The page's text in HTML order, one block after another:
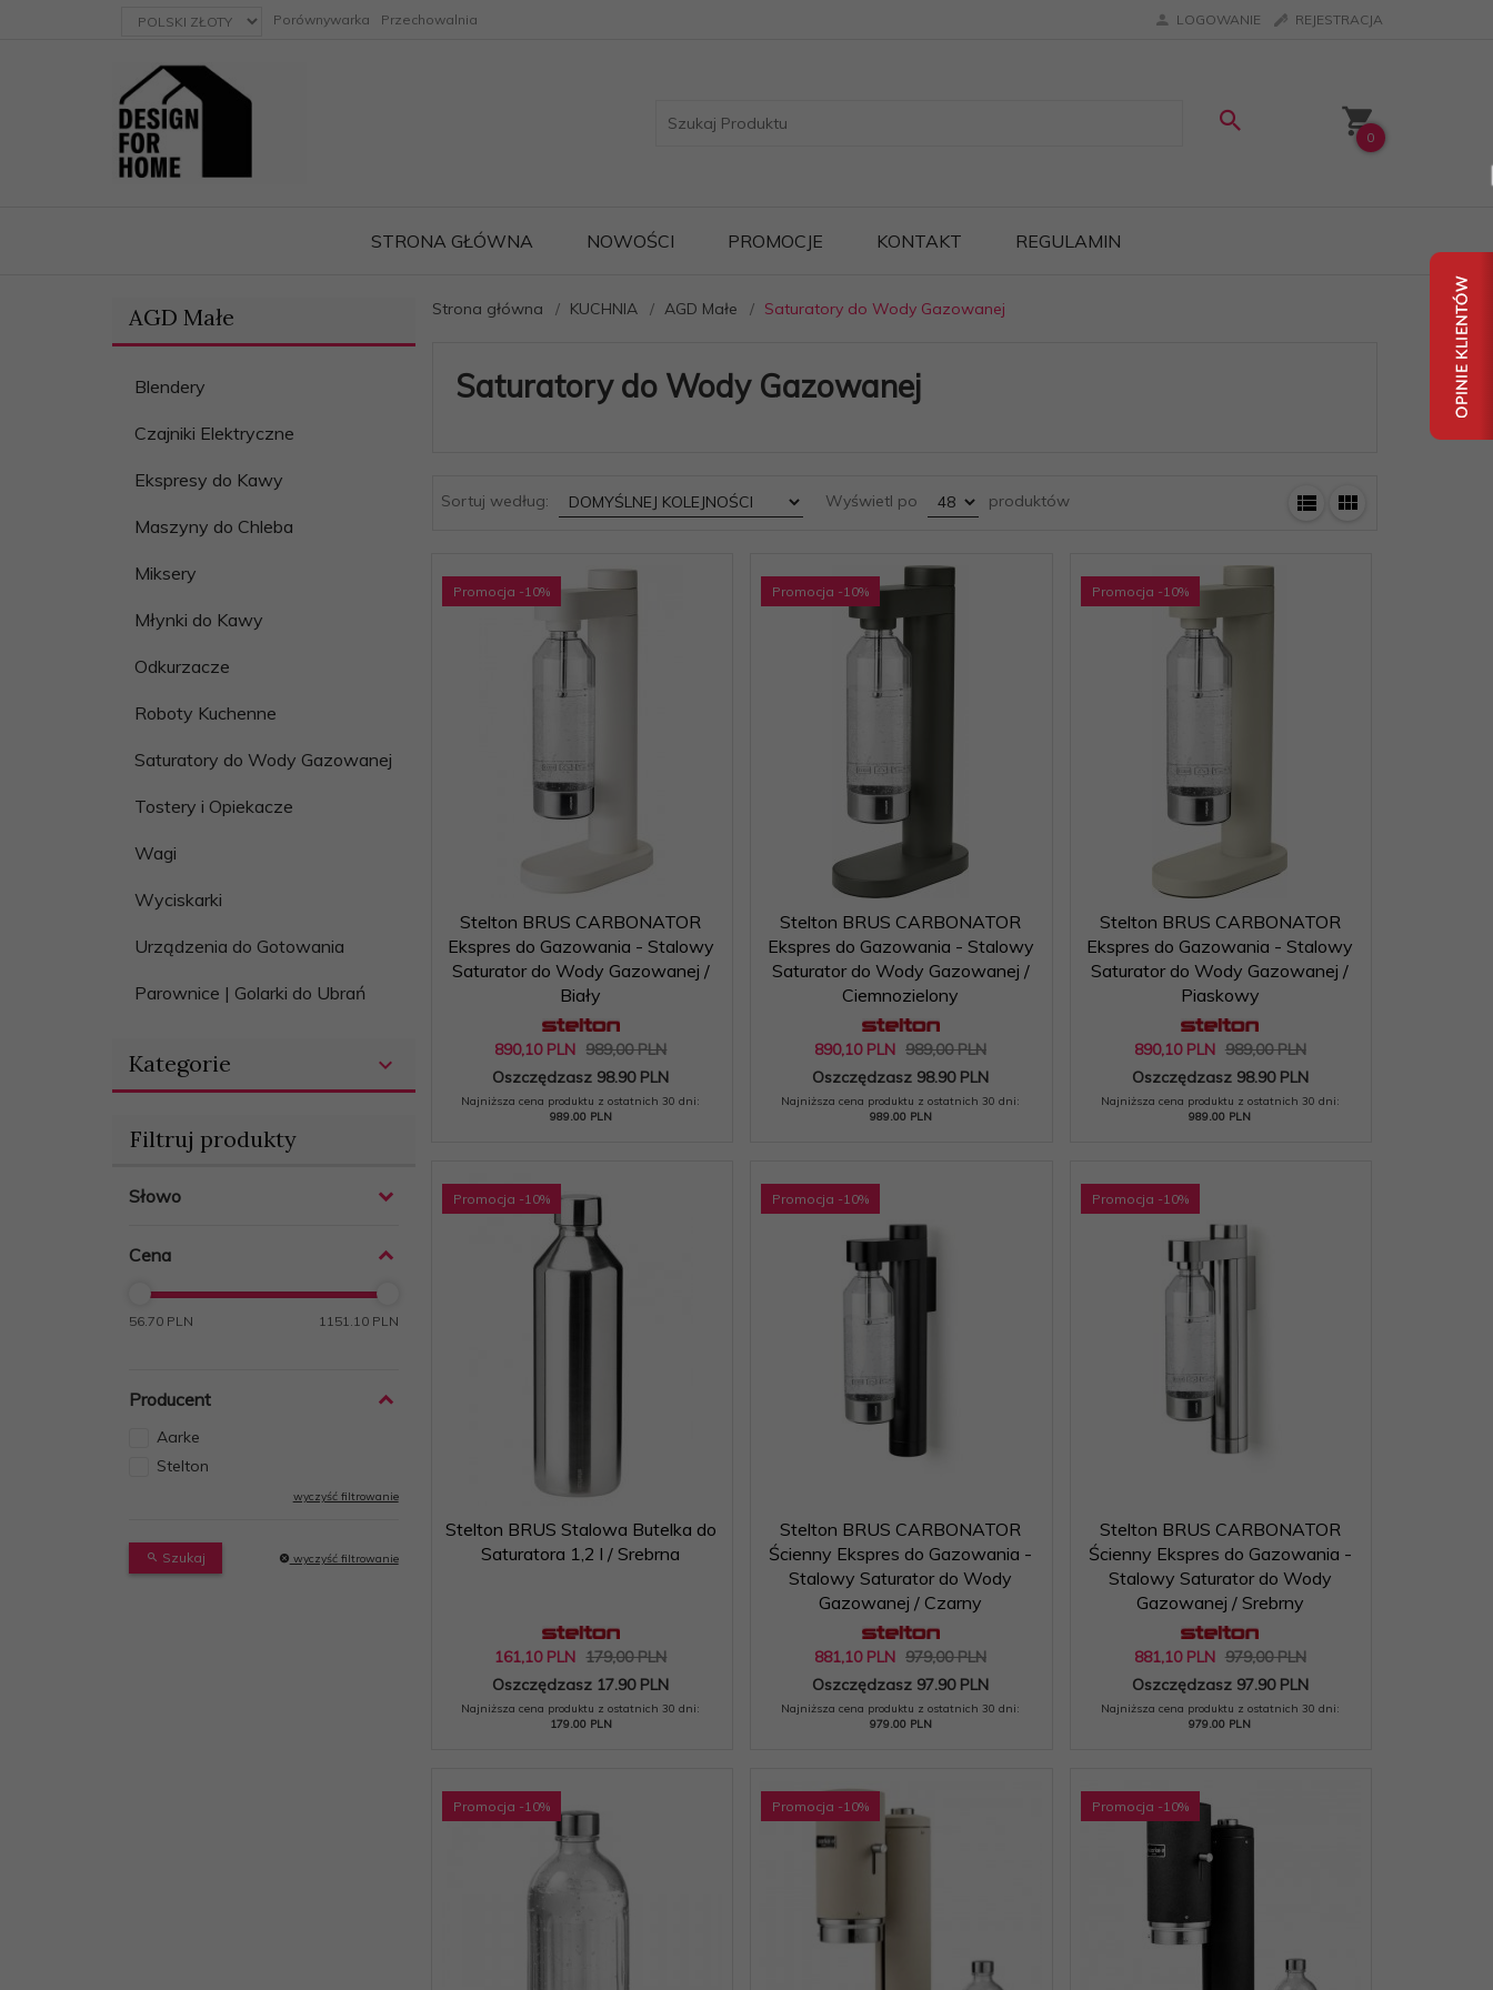
currency_h Porównywarka Przechowalnia LOGOWANIE REJESTRACJA
0
STRONA GŁÓWNA NOWOŚCI PROMOCJE KONTAKT REGULAMIN
AGD Małe
Blendery
Czajniki Elektryczne
Ekspresy do Kawy
Maszyny do Chleba
Miksery
Młynki do Kawy
Odkurzacze
Roboty Kuchenne
Saturatory do Wody Gazowanej
Tostery i Opiekacze
Wagi
Wyciskarki
Urządzenia do Gotowania
Parownice | Golarki do Ubrań
Kategorie
Filtruj produkty
Słowo
Cena
56.70 PLN 1151.10 PLN
Producent
Aarke
Stelton
wyczyść filtrowanie
Szukaj wyczyść filtrowanie
Strona główna KUCHNIA AGD Małe Saturatory do Wody Gazowanej
Saturatory do Wody Gazowanej
Sortuj według: sort Wyświetl po pop produktów
Promocja -10%
Stelton BRUS CARBONATOR
Ekspres do Gazowania - Stalowy
Saturator do Wody Gazowanej /
Biały
890,10 PLN 989,00 PLN
Oszczędzasz 98.90 PLN
Najniższa cena produktu z ostatnich 30 dni:
989.00 PLN
Promocja -10%
Stelton BRUS CARBONATOR
Ekspres do Gazowania - Stalowy
Saturator do Wody Gazowanej /
Ciemnozielony
890,10 PLN 989,00 PLN
Oszczędzasz 98.90 PLN
Najniższa cena produktu z ostatnich 30 dni:
989.00 PLN
Promocja -10%
Stelton BRUS CARBONATOR
Ekspres do Gazowania - Stalowy
Saturator do Wody Gazowanej /
Piaskowy
890,10 PLN 989,00 PLN
Oszczędzasz 98.90 PLN
Najniższa cena produktu z ostatnich 30 dni:
989.00 PLN
Promocja -10%
Stelton BRUS Stalowa Butelka do
Saturatora 1,2 l / Srebrna
161,10 PLN 179,00 PLN
Oszczędzasz 17.90 PLN
Najniższa cena produktu z ostatnich 30 dni:
179.00 PLN
Promocja -10%
Stelton BRUS CARBONATOR
Ścienny Ekspres do Gazowania -
Stalowy Saturator do Wody
Gazowanej / Czarny
881,10 PLN 979,00 PLN
Oszczędzasz 97.90 PLN
Najniższa cena produktu z ostatnich 30 dni:
979.00 PLN
Promocja -10%
Stelton BRUS CARBONATOR
Ścienny Ekspres do Gazowania -
Stalowy Saturator do Wody
Gazowanej / Srebrny
881,10 PLN 979,00 PLN
Oszczędzasz 97.90 PLN
Najniższa cena produktu z ostatnich 30 dni:
979.00 PLN
Promocja -10% Promocja -10% Promocja -10%